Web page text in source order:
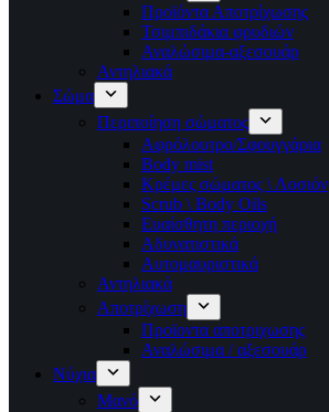
Προϊόντα Αποτρίχωσης
Τσιμπιδάκια φρυδιών
Αναλώσιμα-αξεσουάρ
Αντηλιακά
Σώμα
Περιποίηση σώματος
Αφρόλουτρο/Σφουγγάρια
Body mist
Κρέμες σώματος \ Λοσιόν
Scrub \ Body Oils
Ευαίσθητη περιοχή
Αδυνατιστικά
Αυτομαυριστικά
Αντηλιακά
Αποτρίχωση
Προϊοντα αποτριχωσης
Αναλώσιμα / αξεσουάρ
Νύχια
Μανό